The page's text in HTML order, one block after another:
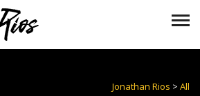
Jonathan Rios > All